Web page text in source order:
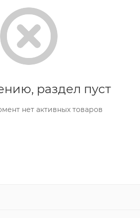
раздел пуст
нет активных товаров